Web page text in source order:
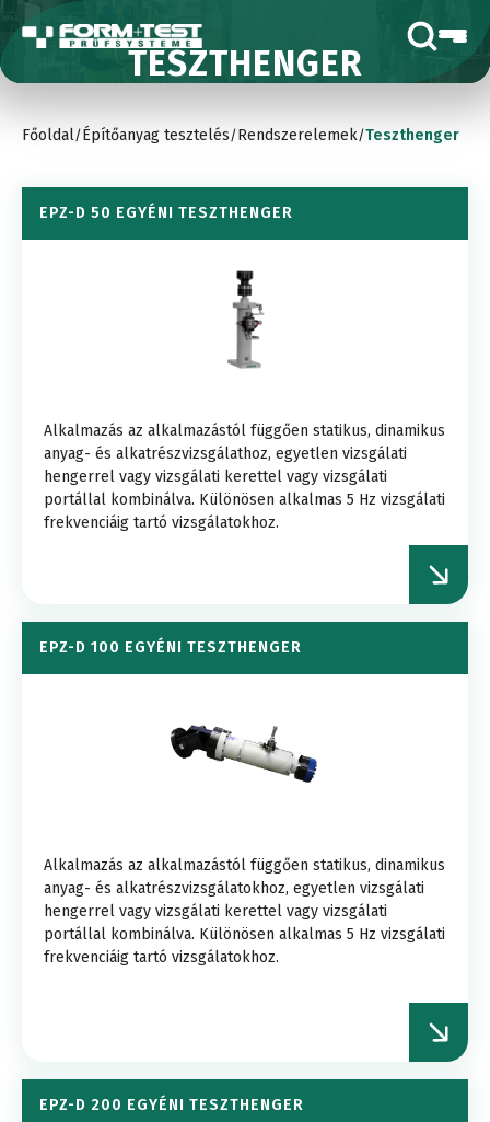
TESZTHENGER
Főoldal/Építőanyag tesztelés /Rendszerelemek/Teszthenger
EPZ-D 50 EGYÉNI TESZTHENGER
Alkalmazás az alkalmazástól függően statikus, dinamikus
anyag- és alkatrészvizsgálathoz, egyetlen vizsgálati
hengerrel vagy vizsgálati kerettel vagy vizsgálati
portállal kombinálva. Különösen alkalmas 5 Hz vizsgálati
frekvenciáig tartó vizsgálatokhoz.
EPZ-D 100 EGYÉNI TESZTHENGER
Alkalmazás az alkalmazástól függően statikus, dinamikus
anyag- és alkatrészvizsgálatokhoz, egyetlen vizsgálati
hengerrel vagy vizsgálati kerettel vagy vizsgálati
portállal kombinálva. Különösen alkalmas 5 Hz vizsgálati
frekvenciáig tartó vizsgálatokhoz.
EPZ-D 200 EGYÉNI TESZTHENGER